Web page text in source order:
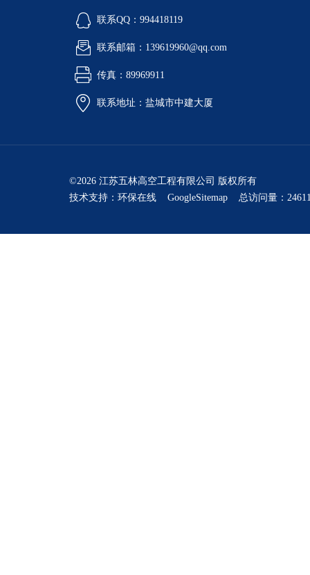
联系QQ：994418119
联系邮箱：139619960@qq.com
传真：89969911
联系地址：盐城市中建大厦
©2026 江苏五林高空工程有限公司 版权所有
技术支持： 环保在线 GoogleSitemap 总访问量：